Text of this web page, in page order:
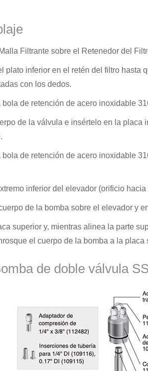
Filtrante sobre el Retenedor del
plato inferior en el retén del filtro hasta
con los dedos.
bola de retención de acero inoxidable
de la válvula e insértelo en la placa
bola de retención de acero inoxidable
inferior del elevador (orificio
de la bomba sobre el elevador y
superior y, mientras alinea la parte
el cuerpo de la bomba a la placa
de doble válvula